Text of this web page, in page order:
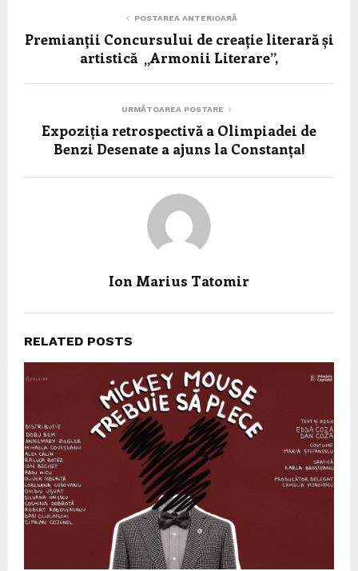
POSTAREA ANTERIOARĂ
Premianții Concursului de creație literară și
artistică „Armonii Literare”,
URMĂTOAREA POSTARE
Expoziția retrospectivă a Olimpiadei de
Benzi Desenate a ajuns la Constanța!
Ion Marius Tatomir
RELATED POSTS